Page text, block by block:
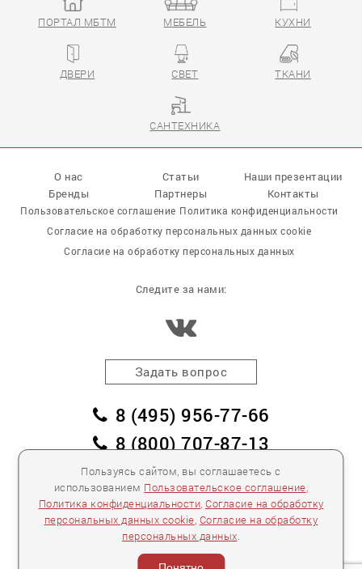
Пользуясь сайтом, вы соглашаетесь с
использованием Пользовательское соглашение
Политика конфиденциальности Согласие на обработку
персональных данных cookie Согласие на обработку
персональных данных
ПОРТАЛ МБТМ МЕБЕЛЬ КУХНИ
ДВЕРИ СВЕТ ТКАНИ
САНТЕХНИКА
О нас Статьи
Наши презентации
Бренды
Партнеры Контакты
Пользовательское соглашение Политика конфиденциальности
Согласие на обработку персональных данных cookie
Согласие на обработку персональных данных
Следите за нами:
Задать вопрос
8 (495) 956-77-66
8 (800) 707-87-13
заказать обратный звонок
пл. Победы, дом 2, корпус 2
Для спецификаций и предложений:info@mebelclub.ru
Выставленные на данном сайте предложения
публичной офертой не являются.